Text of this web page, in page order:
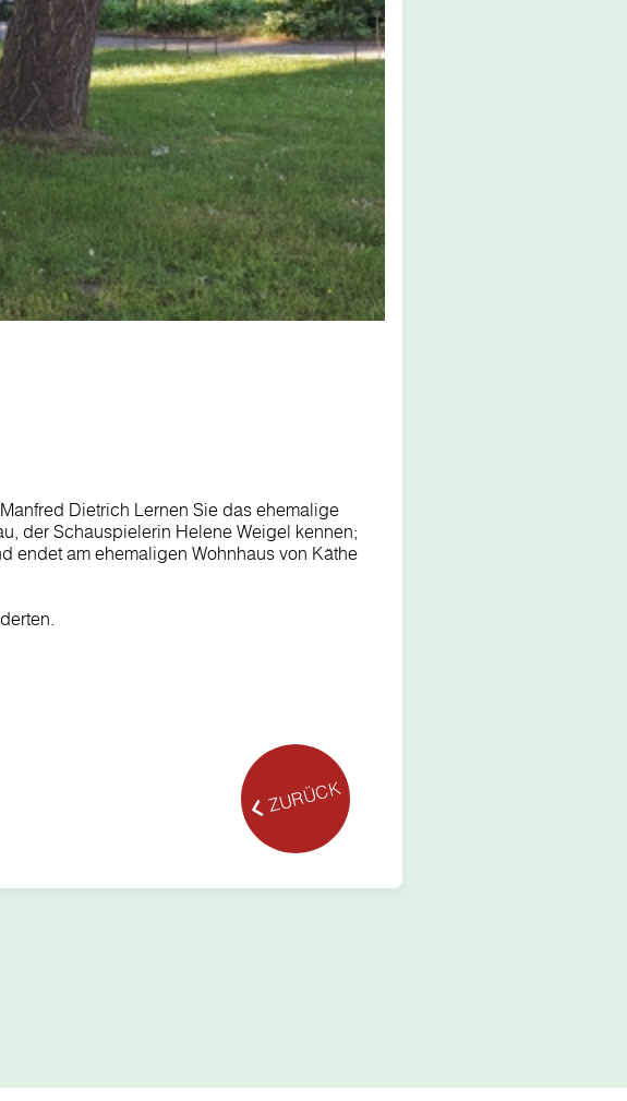
Dietrich Lernen Sie das ehemalige
der Schauspielerin Helene Weigel kennen;
endet am ehemaligen Wohnhaus von Käthe
ZURÜCK